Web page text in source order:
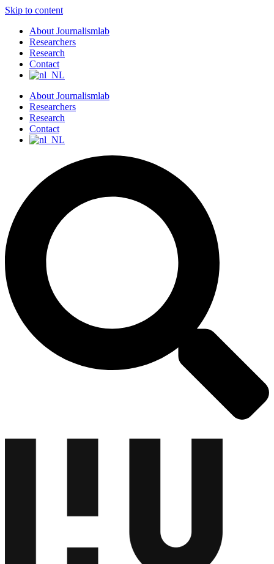
Skip to content
About Journalismlab
Researchers
Research
Contact
About Journalismlab
Researchers
Research
Contact